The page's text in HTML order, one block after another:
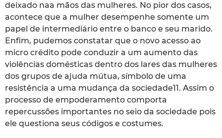
deixado naa mãos das mulheres. No pior dos casos,
acontece que a mulher desempenhe somente um
papel de intermediário entre o banco e seu marido.
Enfim, pudemos constatar que o novo acesso ao
micro crédito pode conduzir a um aumento das
violências domésticas dentro dos lares das mulheres
dos grupos de ajuda mútua, símbolo de uma
resistência a uma mudança da sociedade11. Assim o
processo de empoderamento comporta
repercussões importantes no seio da sociedade pois
ele questiona seus códigos e costumes.